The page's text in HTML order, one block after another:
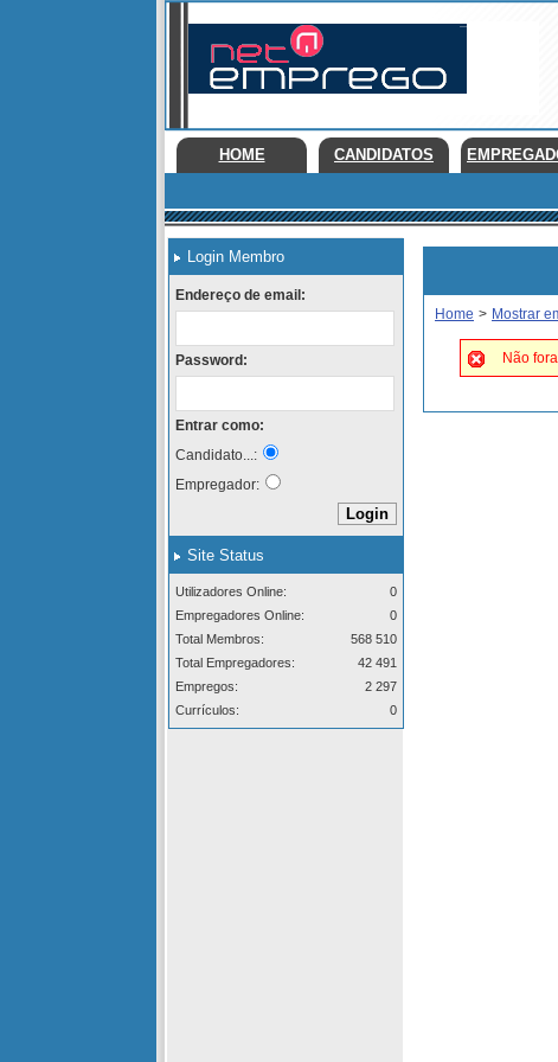
HOME CANDIDATOS
Login Membro
Endereço de email:
Password:
Entrar como:
Candidato...:
Empregador:
Site Status
Utilizadores Online:
0
Empregadores Online:
0
Total Membros:
568 510
Total Empregadores:
42 491
Empregos:
2 297
Currículos:
0
Home > Mostrar
Não